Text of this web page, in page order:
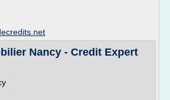
Nancy - Credit Expert